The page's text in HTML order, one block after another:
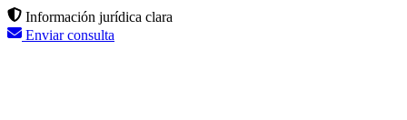
Información jurídica clara
Enviar consulta